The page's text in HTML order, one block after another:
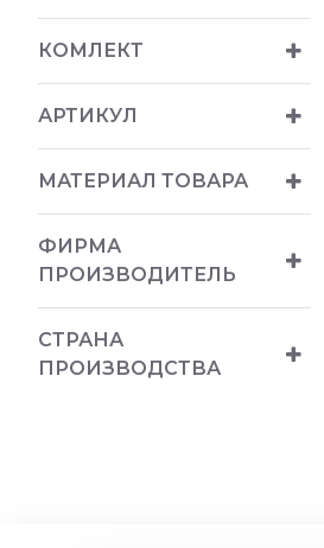
КОМЛЕКТ
АРТИКУЛ
МАТЕРИАЛ ТОВАРА
ФИРМА
ПРОИЗВОДИТЕЛЬ
СТРАНА
ПРОИЗВОДСТВА